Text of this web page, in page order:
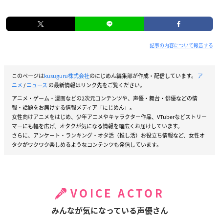
記事の内容について報告する
このページはkusuguru株式会社のにじめん編集部が作成・配信しています。 ア
ニメ/ニュース の最新情報はリンク先をご覧ください。
アニメ・ゲーム・漫画などの2次元コンテンツや、声優・舞台・俳優などの情
報・話題をお届けする情報メディア「にじめん」。
女性向けアニメをはじめ、少年アニメやキャラクター作品、VTuberなどストリー
マーにも幅を広げ、オタクが気になる情報を幅広くお届けしています。
さらに、アンケート・ランキング・オタ活（推し活）お役立ち情報など、女性オ
タクがワクワク楽しめるようなコンテンツも発信しています。
VOICE ACTOR
みんなが気になっている声優さん